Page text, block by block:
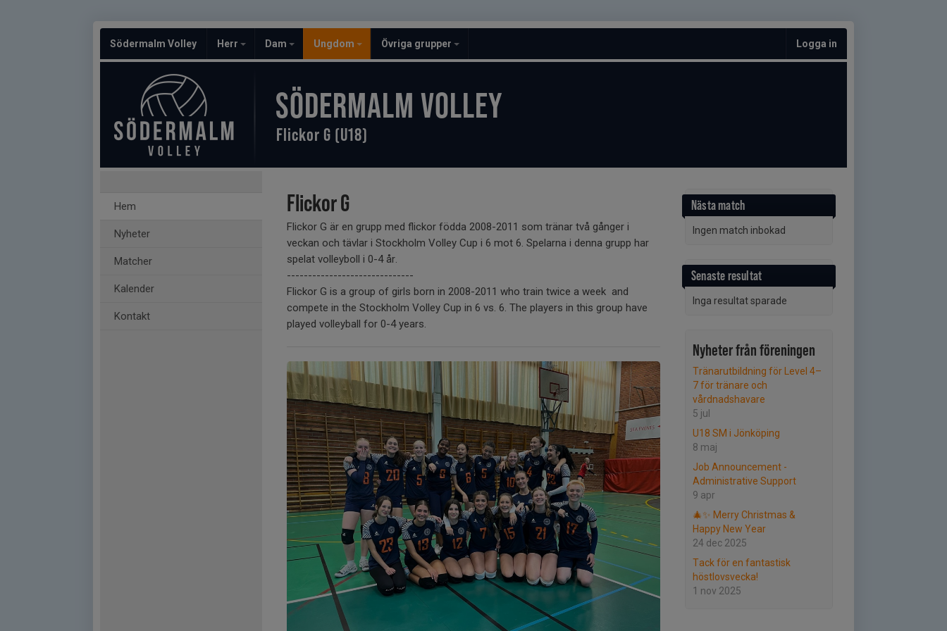
Södermalm Volley Herr Dam Ungdom Övriga grupper Logga in
SÖDERMALM VOLLEY
Flickor G (U18)
Hem
Nyheter
Matcher
Kalender
Kontakt
Nästa match
Ingen match inbokad
Senaste resultat
Inga resultat sparade
Nyheter från föreningen
Tränarutbildning för Level 4–
7 för tränare och
vårdnadshavare
5 jul
U18 SM i Jönköping
8 maj
Job Announcement -
Administrative Support
9 apr
🎄✨ Merry Christmas &
Happy New Year
24 dec 2025
Tack för en fantastisk
höstlovsvecka!
1 nov 2025
Flickor G
Flickor G är en grupp med flickor födda 2008-2011 som tränar två gånger i
veckan och tävlar i Stockholm Volley Cup i 6 mot 6. Spelarna i denna grupp har
spelat volleyboll i 0-4 år.
------------------------------
Flickor G is a group of girls born in 2008-2011 who train twice a week and
compete in the Stockholm Volley Cup in 6 vs. 6. The players in this group have
played volleyball for 0-4 years.